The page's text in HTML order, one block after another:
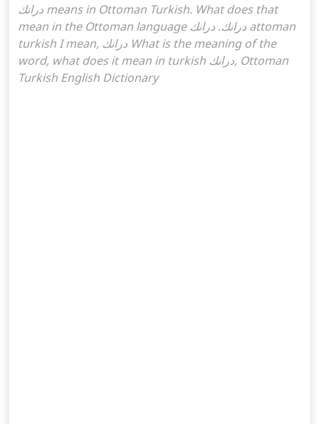
درانك means in Ottoman Turkish. What does that
mean in the Ottoman language درانك. درانك attoman
turkish I mean, درانك What is the meaning of the
word, what does it mean in turkish درانك, Ottoman
Turkish English Dictionary